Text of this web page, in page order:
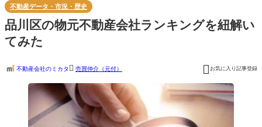
不動産データ・市況・歴史
品川区の物元不動産会社ランキングを紐解い
てみた
不動産会社のミカタ  売買仲介（元付）  お気に入り記事登録